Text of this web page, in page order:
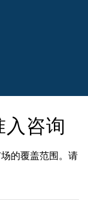
咨询
的覆盖范围。请